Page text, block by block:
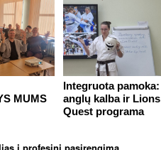
MUMS
Integruota pamoka:
anglų kalba ir Lions
Quest programa